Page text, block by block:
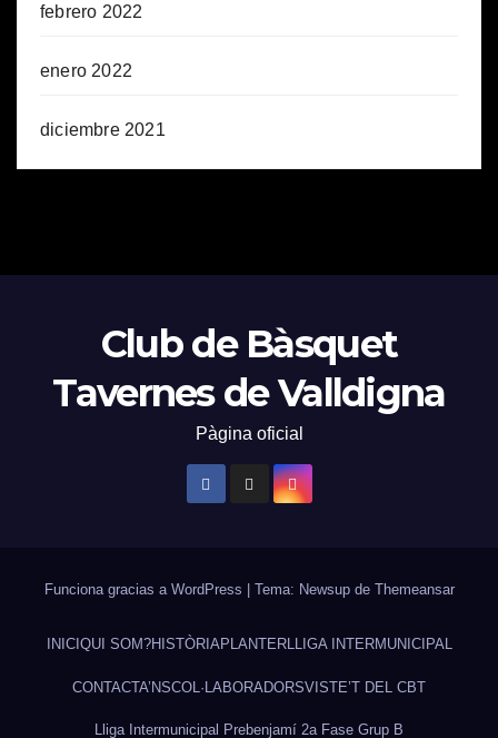
febrero 2022
enero 2022
diciembre 2021
Club de Bàsquet
Tavernes de Valldigna
Pàgina oficial
Funciona gracias a WordPress Tema: Newsup de Themeansar
INICIQUI SOM?HISTÒRIAPLANTERLLIGA INTERMUNICIPAL
CONTACTA’NSCOL·LABORADORSVISTE’T DEL CBT
Lliga Intermunicipal Prebenjamí 2a Fase Grup B